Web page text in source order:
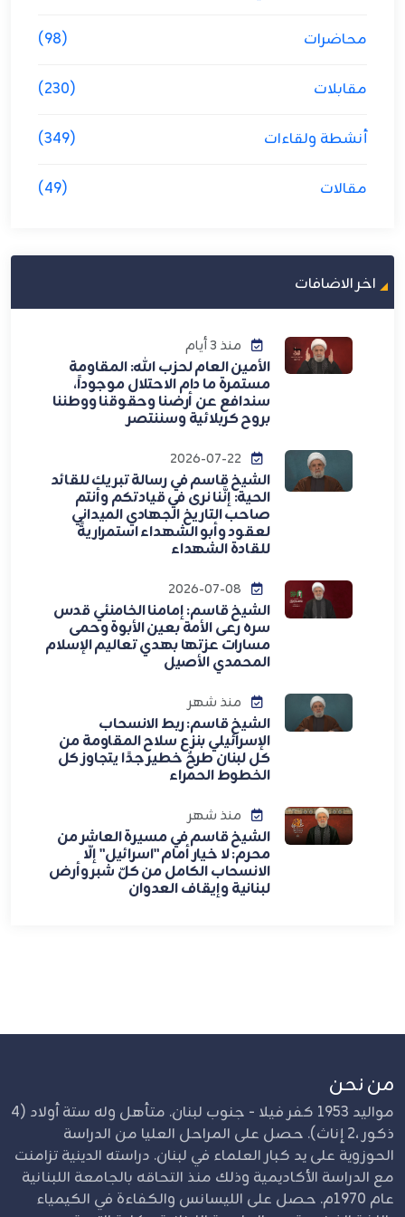
محاضرات (98)
مقابلات (230)
أنشطة ولقاءات (349)
مقالات (49)
اخر الاضافات
منذ 3 أيام
الأمين العام لحزب الله: المقاومة
مستمرة ما دام الاحتلال موجوداً،
سندافع عن أرضنا وحقوقنا ووطننا
بروح كربلائية وسننتصر
الشيخ قاسم في رسالة تبريك للقائد
الحية: إنَّنا نرى في قيادتكم وأنتم
صاحب التاريخ الجهادي الميداني
لعقود وأبو الشهداء استمراريةً
للقادة الشهداء
الشيخ قاسم: إمامنا الخامنئي قدس
سره رعى الأمة بعين الأبوة وحمى
مسارات عزتها بهدي تعاليم الإسلام
المحمدي الأصيل
منذ شهر
الشيخ قاسم: ربط الانسحاب
الإسرائيلي بنزع سلاح المقاومة من
كل لبنان طرحٌ خطير جدًا يتجاوز كل
الخطوط الحمراء
منذ شهر
الشيخ قاسم في مسيرة العاشر من
محرم: لا خيار أمام "اسرائيل" إلّا
الانسحاب الكامل من كلّ شبر وأرض
لبنانية وإيقاف العدوان
من نحن
مواليد 1953 كفر فيلا - جنوب لبنان. متأهل وله ستة أولاد (4
ذكور ،2 إناث). حصل على المراحل العليا من الدراسة
الحوزوية على يد كبار العلماء في لبنان. دراسته الدينية تزامنت
مع الدراسة الأكاديمية وذلك منذ التحاقه بالجامعة اللبنانية
عام 1970م. حصل على الليسانس والكفاءة في الكيمياء